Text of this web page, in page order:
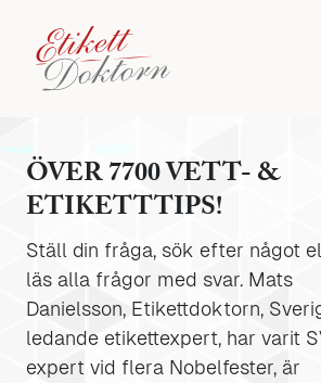
ÖVER 7700 VETT- &
ETIKETTTIPS!
Ställ din fråga, sök efter något
läs alla frågor med svar. Mats
Danielsson, Etikettdoktorn,
ledande etikettexpert, har varit
expert vid flera Nobelfester, är